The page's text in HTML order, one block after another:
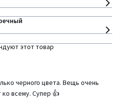
этот товар
черного цвета. Вещь очень
ко всему. Супер 👍